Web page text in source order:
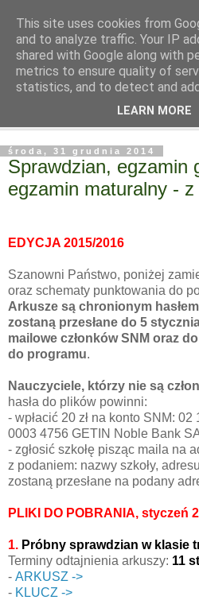
środa, 31 grudnia 2014
Sprawdzian, egzamin
egzamin maturalny -
EDYCJA 2015/2016
Szanowni Państwo, poniżej
oraz schematy punktowania do
Arkusze są chronionym
zostaną przesłane do 5
mailowe członków SNM oraz
do programu.
Nauczyciele, którzy nie są
hasła do plików powinni:
- wpłacić 20 zł na konto SNM:
0003 4756 GETIN Noble Bank
- zgłosić szkołę pisząc maila na
z podaniem: nazwy szkoły,
zostaną przesłane na podany
PLIKI DO POBRANIA, styczeń
1. Próbny sprawdzian w klasie
Terminy odtajnienia arkuszy: 11
- ARKUSZ ->
- KLUCZ ->
This site uses cookies from
and to analyze traffic. Your IP
shared with Google along with
metrics to ensure quality of
statistics, and to detect and
LEARN MORE